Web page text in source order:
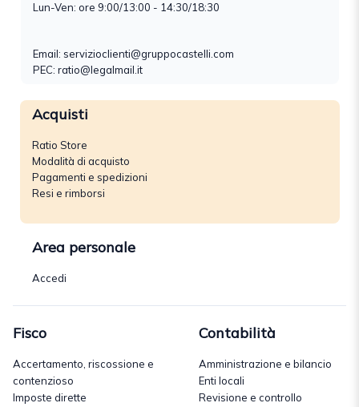
Lun-Ven: ore 9:00/13:00 - 14:30/18:30
Email: servizioclienti@gruppocastelli.com
PEC: ratio@legalmail.it
Acquisti
Ratio Store
Modalità di acquisto
Pagamenti e spedizioni
Resi e rimborsi
Area personale
Accedi
Fisco
Accertamento, riscossione e
contenzioso
Imposte dirette
Contabilità
Amministrazione e bilancio
Enti locali
Revisione e controllo